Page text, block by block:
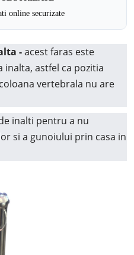
online securizate
-acest faras este
inalta,astfel ca pozitia
vertebrala nu are
inalti pentru a nu
si a gunoiului prin casa in